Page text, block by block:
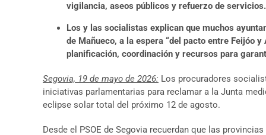
vigilancia, aseos públicos y refuerzo de servicios.
Los y las socialistas explican que muchos
de Mañueco, a la espera “del pacto entre Feijóo
planificación, coordinación y recursos para
Segovia, 19 de mayo de 2026: Los procuradores
iniciativas parlamentarias para reclamar a la Junta
eclipse solar total del próximo 12 de agosto.
Desde el PSOE de Segovia recuerdan que las